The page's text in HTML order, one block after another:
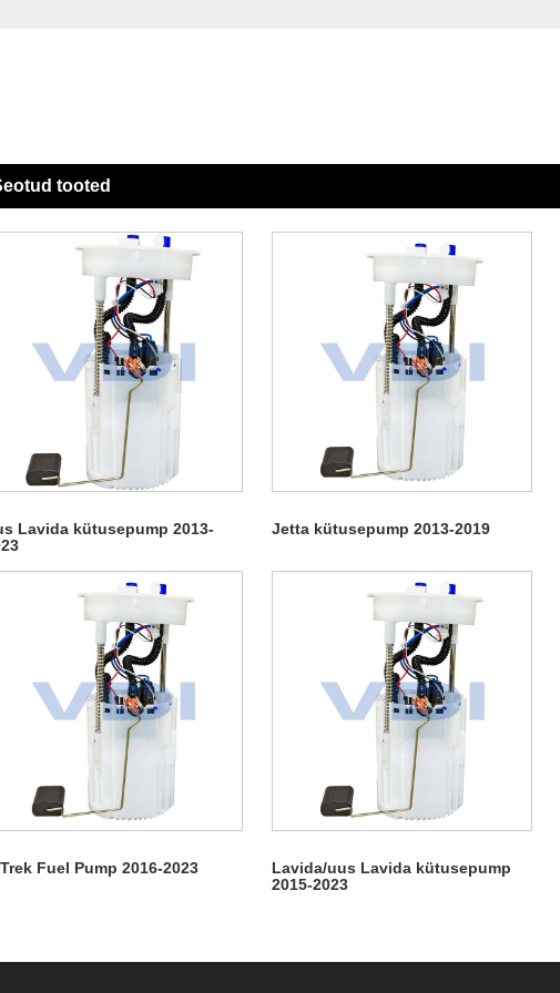
tooted
Lavida kütusepump 2013-
Jetta kütusepump 2013-2019
Fuel Pump 2016-2023
Lavida/uus Lavida kütusepump
2015-2023